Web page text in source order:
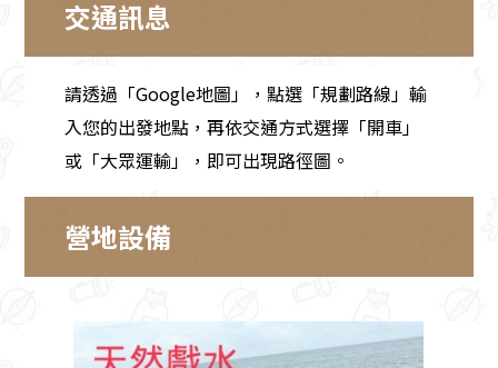
交通訊息
請透過「Google地圖」，點選「規劃路線」輸
入您的出發地點，再依交通方式選擇「開車」
或「大眾運輸」，即可出現路徑圖。
營地設備